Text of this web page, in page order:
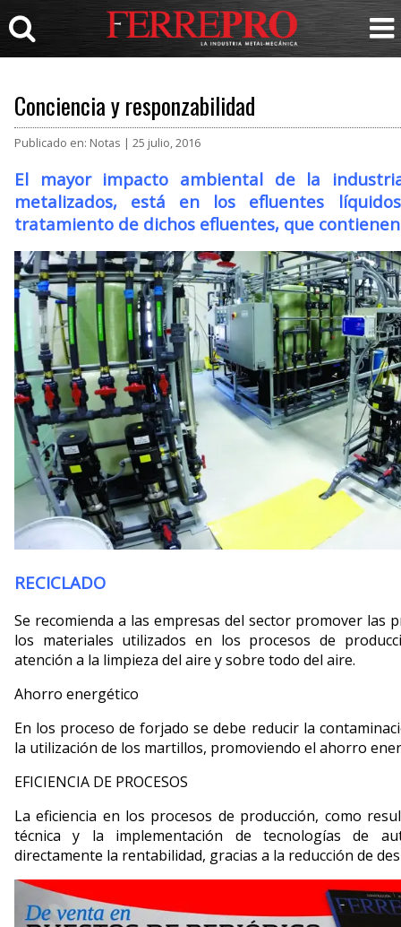
Conciencia y responzabilidad
Publicado en: Notas | 25 julio, 2016
El mayor impacto ambiental de la
metalizados, está en los efluentes
tratamiento de dichos efluentes, que
RECICLADO
Se recomienda a las empresas del sector promover las
los materiales utilizados en los procesos de
atención a la limpieza del aire y sobre todo del aire.
Ahorro energético
En los proceso de forjado se debe reducir la
la utilización de los martillos, promoviendo el ahorro
EFICIENCIA DE PROCESOS
La eficiencia en los pro­cesos de producción, como
técnica y la implementación de tecno­logías de
directamente la rentabilidad, gracias a la reducción de